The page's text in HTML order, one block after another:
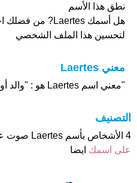
نطق هذا الأسم
هل أسمك Laertes? من فضلك اجب على
لتحسين هذا الملف الشخصي
معني Laertes
"معني اسم Laertes هو : "والد أوديسيوس
التصنيف
4 الأشخاص بأسم Laertes صوت على اسمائهم . من فضلك
على اسمك ايضا